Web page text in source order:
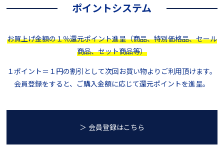
ポイントシステム
お買上げ金額の１％還元ポイント進呈（商品、特別価格品、セール
商品、セット商品等）
１ポイント＝１円の割引として次回お買い物よりご利用頂けます。
会員登録をすると、ご購入金額に応じて還元ポイントを進呈。
＞ 会員登録はこちら